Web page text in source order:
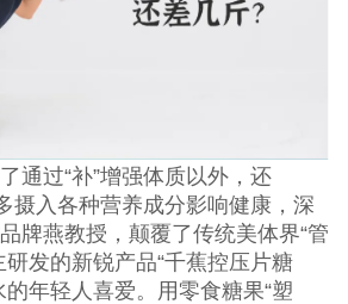
通过“补”增强体质以外，还
摄入各种营养成分影响健康，深
牌燕教授，颠覆了传统美体界“管
研发的新锐产品“千蕉控压片糖
年轻人喜爱。用零食糖果“塑